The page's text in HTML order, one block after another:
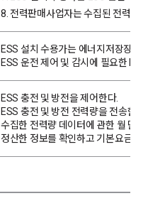
8. 전력판매사업자는 수집된 전력량
ESS 설치 수용가는 에너지저장장치
ESS 운전 제어 및 감시에 필요한
ESS 충전 및 방전을 제어한다.
ESS 충전 및 방전 전력량을 전송한다.
수집한 전력량 데이터에 관한 월 단
정산한 정보를 확인하고 기본요금을